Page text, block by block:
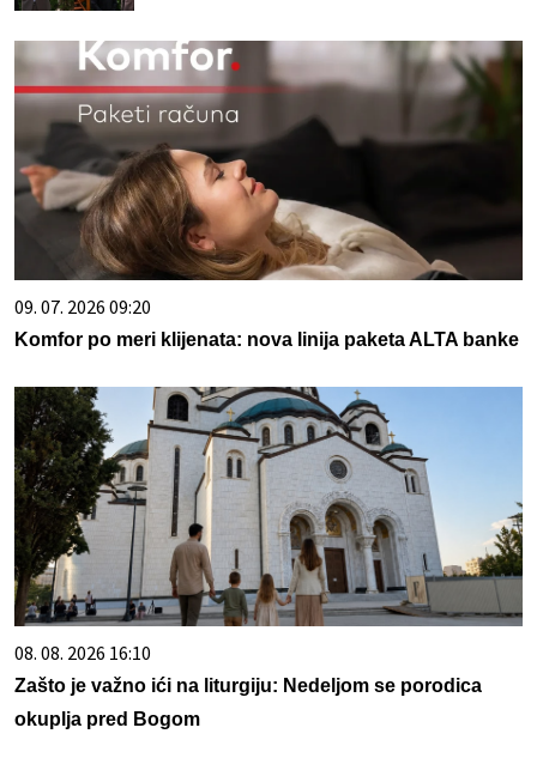
09. 07. 2026 09:20
Komfor po meri klijenata: nova linija paketa ALTA banke
08. 08. 2026 16:10
Zašto je važno ići na liturgiju: Nedeljom se porodica
okuplja pred Bogom